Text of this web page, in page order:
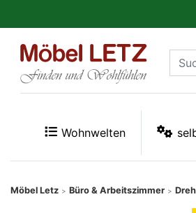
Wohnwelten
Möbel Letz > Büro & Arbeitszimmer >
Kundenmeinungen
PREMIUM
Schnell